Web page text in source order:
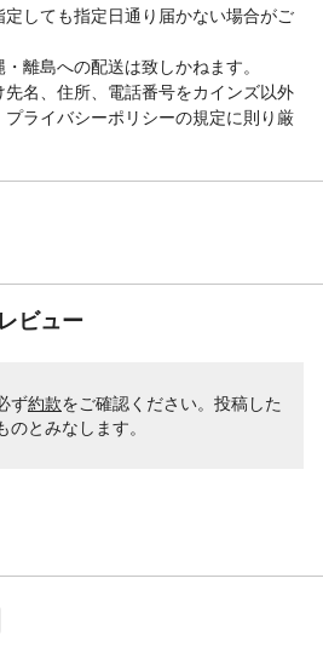
しても指定日通り届かない場合がご
離島への配送は致しかねます。
先名、住所、電話番号をカインズ以外
ライバシーポリシーの規定に則り厳
ビュー
ず約款をご確認ください。投稿した
とみなします。